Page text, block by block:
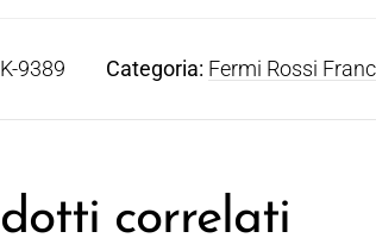
9389 Categoria: Fermi Rossi
correlati